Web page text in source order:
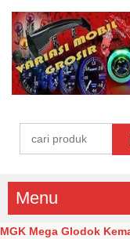
Menu
MGK Mega Glodok